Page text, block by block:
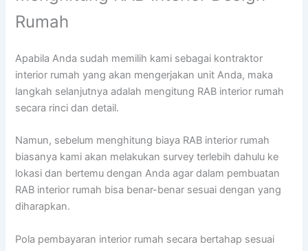
Rumah
Apabila Anda sudah memilih kami sebagai kontraktor
interior rumah yang akan mengerjakan unit Anda, maka
langkah selanjutnya adalah mengitung RAB interior rumah
secara rinci dan detail.
Namun, sebelum menghitung biaya RAB interior rumah
biasanya kami akan melakukan survey terlebih dahulu ke
lokasi dan bertemu dengan Anda agar dalam pembuatan
RAB interior rumah bisa benar-benar sesuai dengan yang
diharapkan.
Pola pembayaran interior rumah secara bertahap sesuai